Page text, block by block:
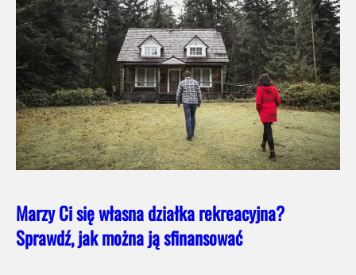
Marzy Ci się własna działka rekreacyjna?
Sprawdź, jak można ją sfinansować